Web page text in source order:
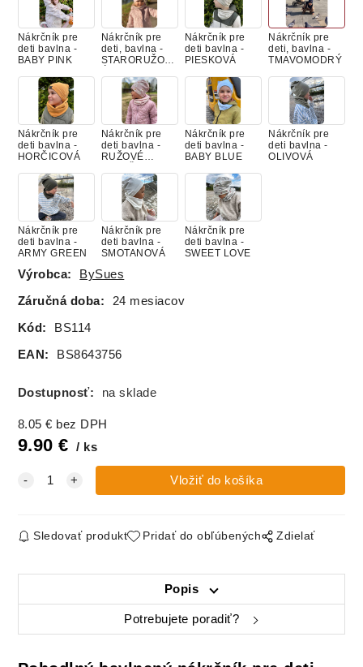
Nákrčník pre
deti bavlna -
BABY PINK
Nákrčník pre
deti, bavlna -
STARORUŽOV
Nákrčník pre
deti bavlna -
PIESKOVÁ
Nákrčník pre
deti, bavlna -
TMAVOMODRÝ
Nákrčník pre
deti bavlna -
HORČICOVÁ
Nákrčník pre
deti bavlna -
RUŽOVÉ
Nákrčník pre
deti bavlna -
BABY BLUE
Nákrčník pre
deti bavlna -
OLIVOVÁ
Nákrčník pre
deti bavlna -
ARMY GREEN
Nákrčník pre
deti bavlna -
SMOTANOVÁ
Nákrčník pre
deti bavlna -
SWEET LOVE
Výrobca: BySues
Záručná doba: 24 mesiacov
Kód: BS114
EAN: BS8643756
Dostupnosť: na sklade
8.05 € bez DPH
9.90 € ks
Sledovať produkt Pridať do obľúbených Zdielať
Popis
Potrebujete poradiť?